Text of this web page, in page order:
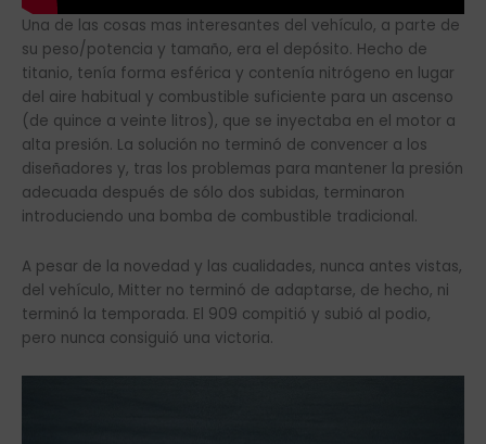
Una de las cosas mas interesantes del vehículo, a parte de
su peso/potencia y tamaño, era el depósito. Hecho de
titanio, tenía forma esférica y contenía nitrógeno en lugar
del aire habitual y combustible suficiente para un ascenso
(de quince a veinte litros), que se inyectaba en el motor a
alta presión. La solución no terminó de convencer a los
diseñadores y, tras los problemas para mantener la presión
adecuada después de sólo dos subidas, terminaron
introduciendo una bomba de combustible tradicional.
A pesar de la novedad y las cualidades, nunca antes vistas,
del vehículo, Mitter no terminó de adaptarse, de hecho, ni
terminó la temporada. El 909 compitió y subió al podio,
pero nunca consiguió una victoria.